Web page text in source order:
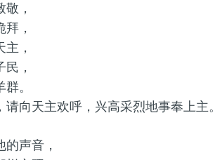
，
，
，
，
。
请向天主欢呼，兴高采烈地事奉上主。
声音，